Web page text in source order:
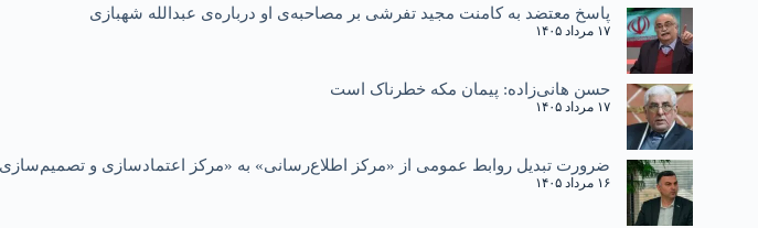
پاسخ معتضد به کامنت مجید تفرشی بر مصاحبه‌ی او درباره‌ی عبدالله شهبازی
۱۷ مرداد ۱۴۰۵
حسن هانی‌زاده: پیمان مکه خطرناک است
۱۷ مرداد ۱۴۰۵
ضرورت تبدیل روابط عمومی از «مرکز اطلاع‌رسانی» به «مرکز اعتمادسازی و
۱۶ مرداد ۱۴۰۵